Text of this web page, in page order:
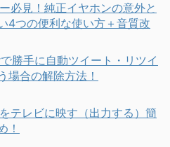
必見！純正イヤホンの意外と
4つの便利な使い方＋音質改
勝手に自動ツイート・リツイ
場合の解除方法！
テレビに映す（出力する）簡
！